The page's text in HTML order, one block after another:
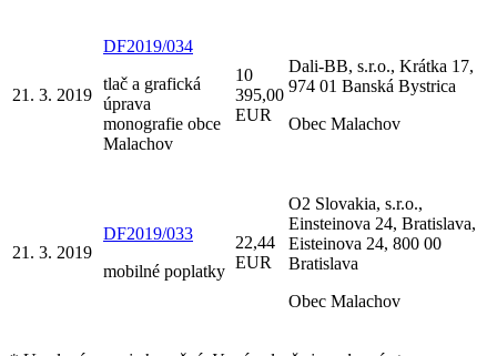
21. 3. 2019
DF2019/034
tlač a grafická
úprava
monografie obce
Malachov
10
395,00
EUR
Dali-BB, s.r.o., Krátka 17,
974 01 Banská Bystrica
Obec Malachov
21. 3. 2019
DF2019/033
mobilné poplatky
22,44
EUR
O2 Slovakia, s.r.o.,
Einsteinova 24, Bratislava,
Eisteinova 24, 800 00
Bratislava
Obec Malachov